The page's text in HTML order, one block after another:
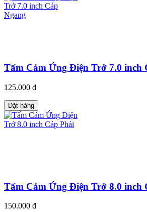
Tấm Cảm Ứng Điện Trở 7.0 inch
125.000 đ
Đặt hàng
Tấm Cảm Ứng Điện Trở 8.0 inch
150.000 đ